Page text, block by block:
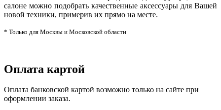
салоне можно подобрать качественные аксессуары для Вашей
новой техники, примерив их прямо на месте.
* Только для Москвы и Московской области
Оплата картой
Оплата банковской картой возможно только на сайте при
оформлении заказа.